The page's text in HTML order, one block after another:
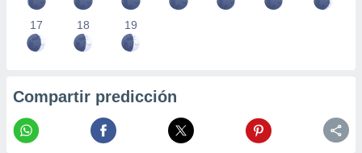
17 18 19
Compartir predicción